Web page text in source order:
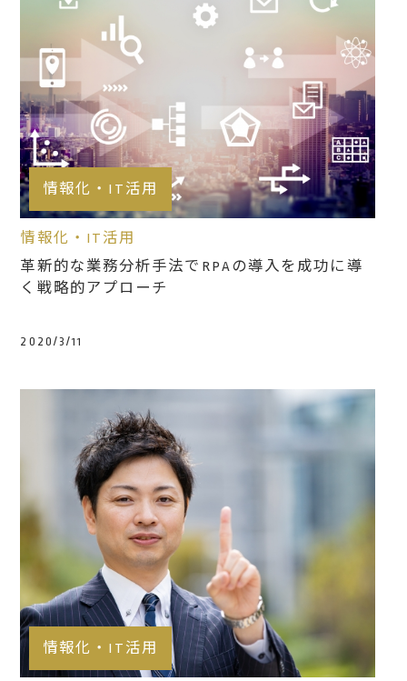
情報化・IT活用
情報化・IT活用
革新的な業務分析手法でRPAの導入を成功に導
く戦略的アプローチ
2020/3/11
情報化・IT活用